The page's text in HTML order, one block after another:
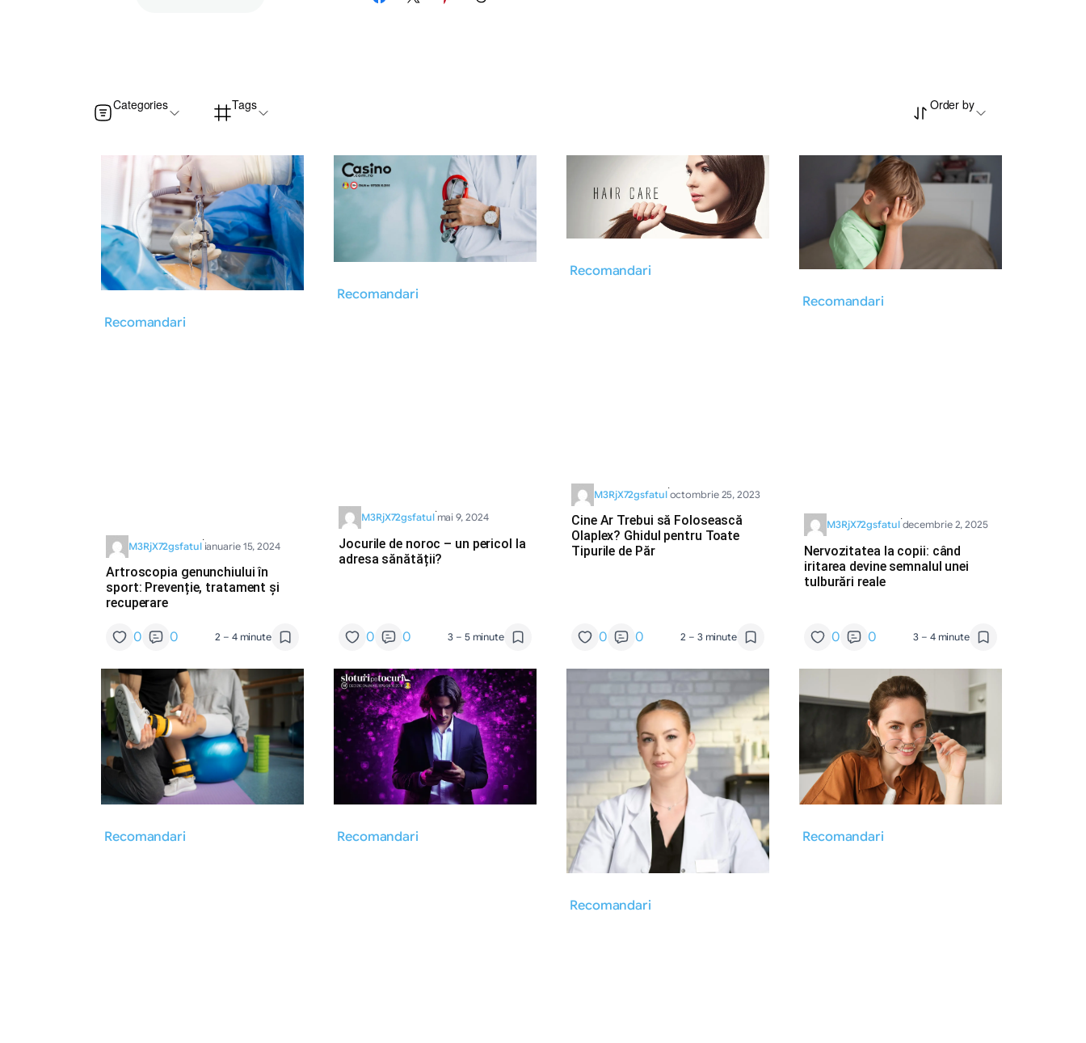
Categories Tags Order by
Recomandari
M3RjX72gsfatul
·
ianuarie 15, 2024
Artroscopia genunchiului în
sport: Prevenție, tratament și
recuperare
0 0 2 – 4 minute
Recomandari
M3RjX72gsfatul
·
mai 9, 2024
Jocurile de noroc – un pericol la
adresa sănătății?
0 0 3 – 5 minute
Recomandari
M3RjX72gsfatul
·
octombrie 25, 2023
Cine Ar Trebui să Folosească
Olaplex? Ghidul pentru Toate
Tipurile de Păr
0 0 2 – 3 minute
Recomandari
M3RjX72gsfatul
·
decembrie 2, 2025
Nervozitatea la copii: când
iritarea devine semnalul unei
tulburări reale
0 0 3 – 4 minute
Recomandari Recomandari
Recomandari
Recomandari